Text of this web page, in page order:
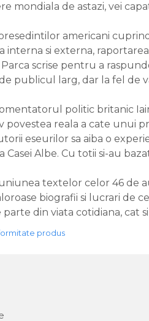
mondiala de astazi, vei
americani
interna si externa,
scrise pentru a
publicul larg, dar la fel de
politic britanic
povestea reala a cate unui
eseurilor sa aiba o
Casei Albe. Cu totii si-au
textelor celor 46 de
biografii si lucrari de
din viata cotidiana, cat
produs